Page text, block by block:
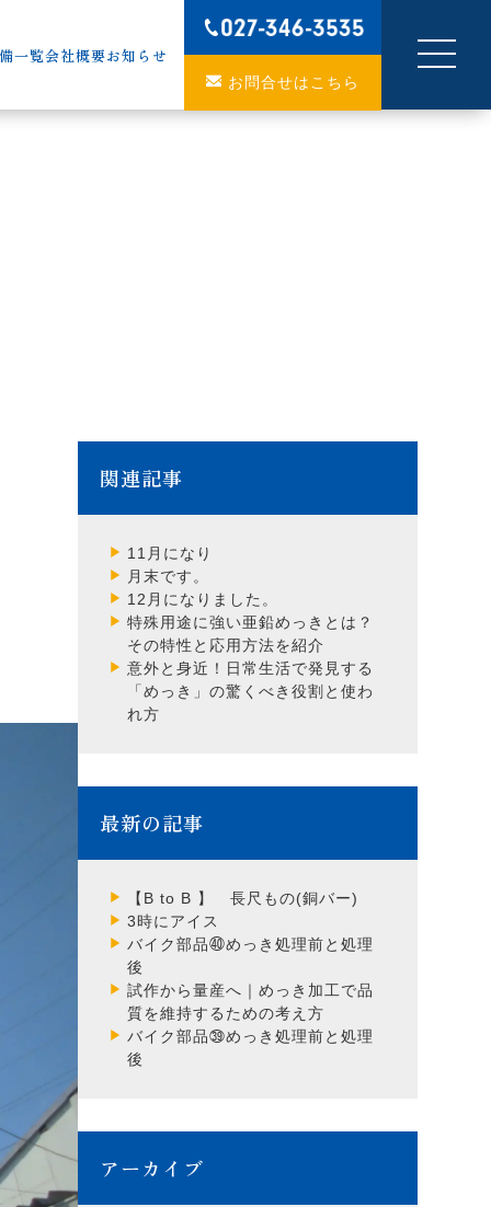
一覧会社概要お知らせ
お問合せはこちら
関連記事
11月になり
月末です。
12月になりました。
特殊用途に強い亜鉛めっきとは？
その特性と応用方法を紹介
意外と身近！日常生活で発見する
「めっき」の驚くべき役割と使わ
れ方
最新の記事
【B to B 】 長尺もの(銅バー)
3時にアイス
バイク部品㊵めっき処理前と処理
後
試作から量産へ｜めっき加工で品
質を維持するための考え方
バイク部品㊴めっき処理前と処理
後
アーカイブ